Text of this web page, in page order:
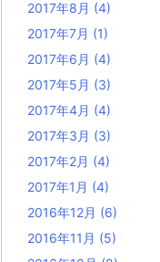
2017年8月 (4)
2017年7月 (1)
2017年6月 (4)
2017年5月 (3)
2017年4月 (4)
2017年3月 (3)
2017年2月 (4)
2017年1月 (4)
2016年12月 (6)
2016年11月 (5)